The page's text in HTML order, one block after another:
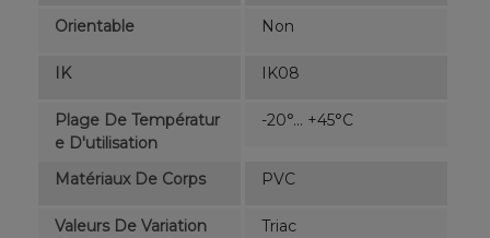
Orientable Non
IK IK08
Plage De Températur
E D'utilisation
-20°... +45°C
Matériaux De Corps PVC
Valeurs De Variation Triac